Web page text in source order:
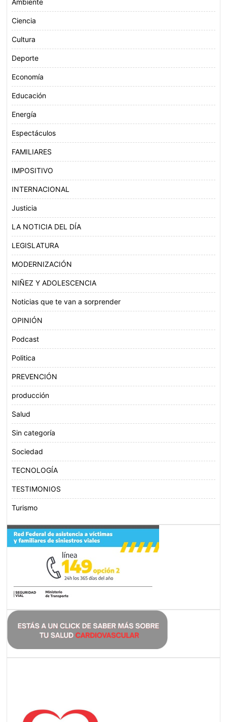
Ciencia
Cultura
Deporte
Economía
Educación
Energía
Espectáculos
FAMILIARES
IMPOSITIVO
INTERNACIONAL
Justicia
LA NOTICIA DEL DÍA
LEGISLATURA
MODERNIZACIÓN
NIÑEZ Y ADOLESCENCIA
Noticias que te van a sorprender
OPINIÓN
Podcast
Politica
PREVENCIÓN
producción
Salud
Sin categoría
Sociedad
TECNOLOGÍA
TESTIMONIOS
Turismo